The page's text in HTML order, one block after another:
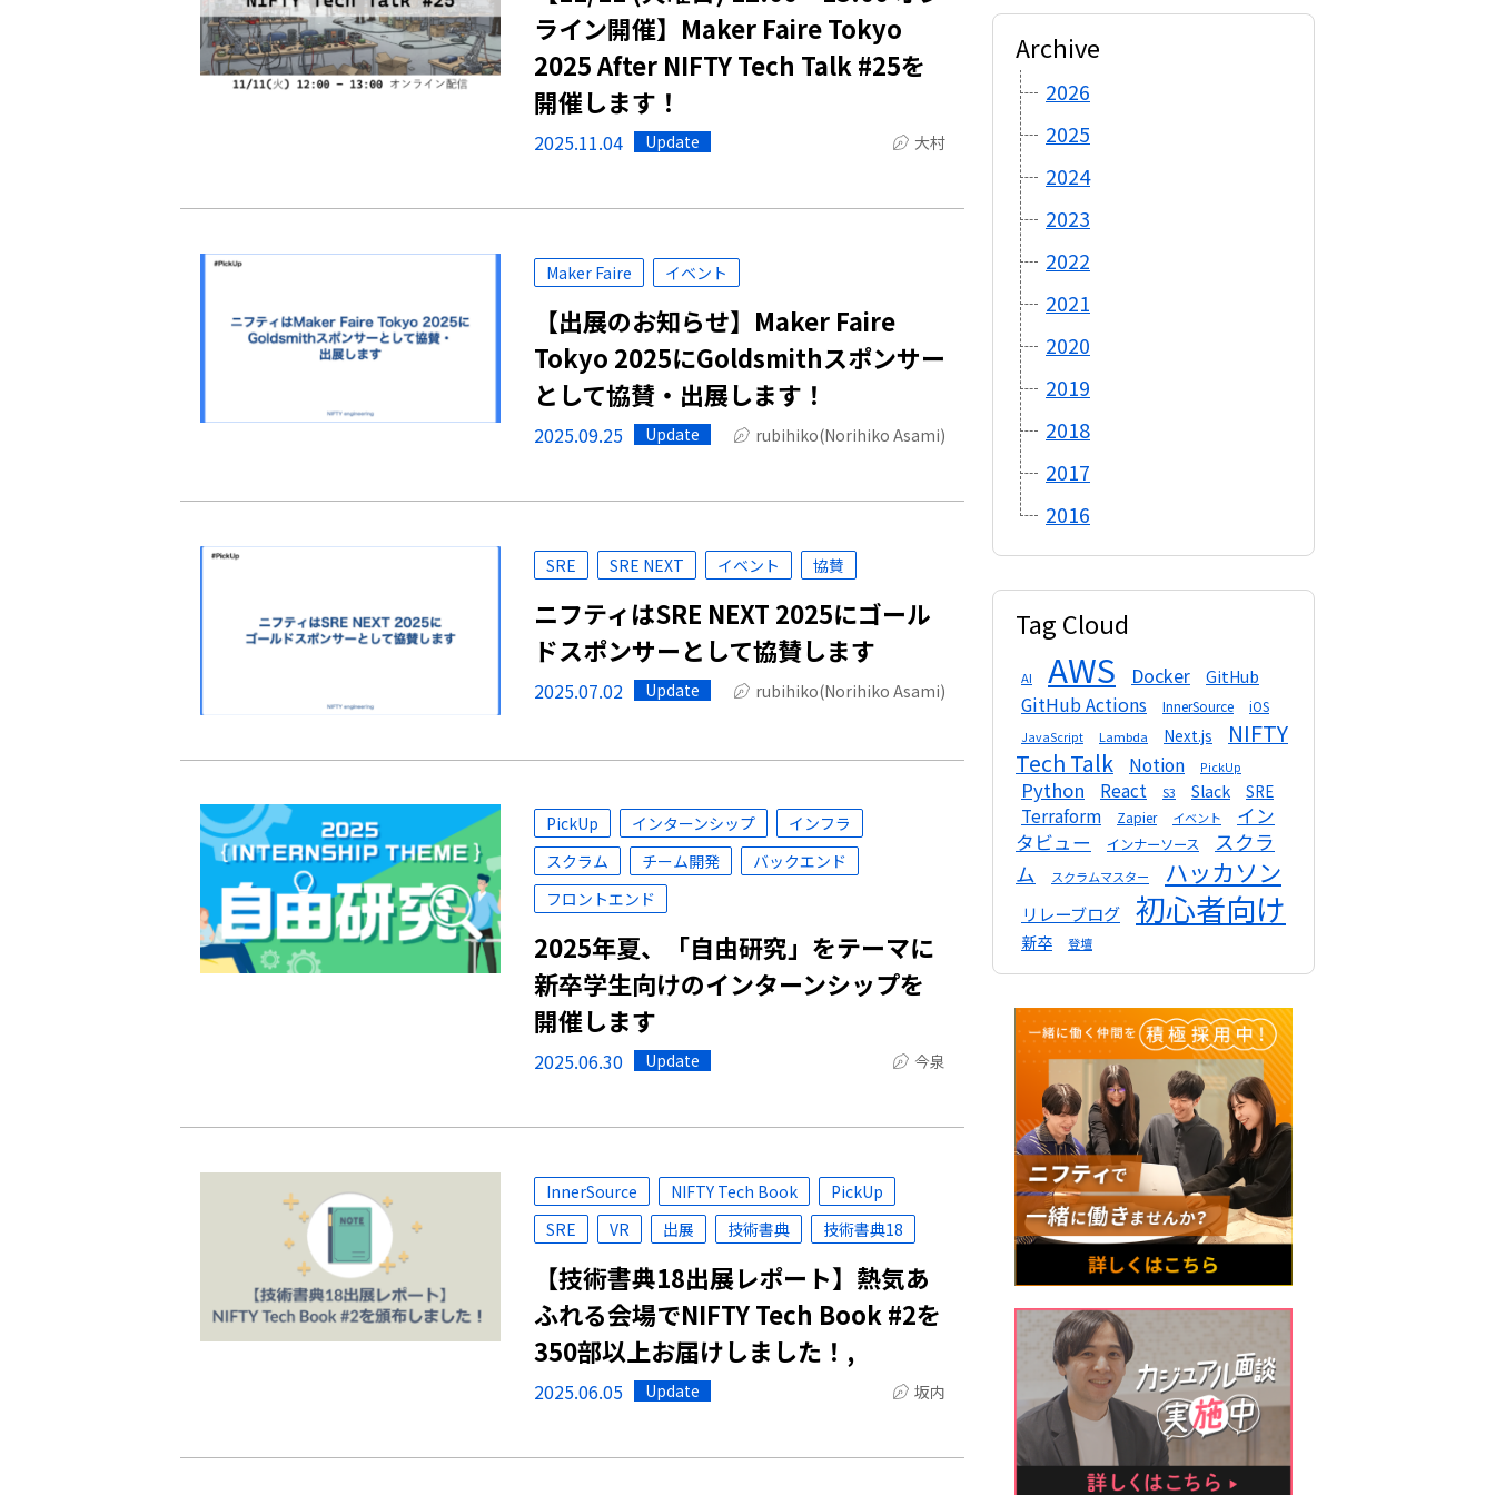
ライン開催】Maker Faire Tokyo
2025 After NIFTY Tech Talk #25を
開催します！
2025.11.04 Update 大村
Maker Faire イベント
【出展のお知らせ】Maker Faire
Tokyo 2025にGoldsmithスポンサー
として協賛・出展します！
2025.09.25 Update rubihiko(Norihiko Asami)
SRE SRE NEXT イベント 協賛
ニフティはSRE NEXT 2025にゴール
ドスポンサーとして協賛します
2025.07.02 Update rubihiko(Norihiko Asami)
PickUp インターンシップ
インフラ
スクラム
チーム開発
バックエンド
フロントエンド
2025年夏、「自由研究」をテーマに
新卒学生向けのインターンシップを
開催します
2025.06.30 Update 今泉
InnerSource NIFTY Tech Book
PickUp
SRE
VR 出展 技術書典 技術書典18
【技術書典18出展レポート】熱気あ
ふれる会場でNIFTY Tech Book #2を
350部以上お届けしました！,
2025.06.05 Update 坂内
Archive
2026
2025
2024
2023
2022
2021
2020
2019
2018
2017
2016
Tag Cloud
AI AWS Docker GitHub
GitHub Actions InnerSource iOS
JavaScript Lambda Next.js
NIFTY
Tech Talk
Notion PickUp
Python React S3 Slack SRE
Terraform Zapier イベント
イン
タビュー
インナーソース
スクラ
ム
スクラムマスター ハッカソン
リレーブログ 初心者向け
新卒 登壇